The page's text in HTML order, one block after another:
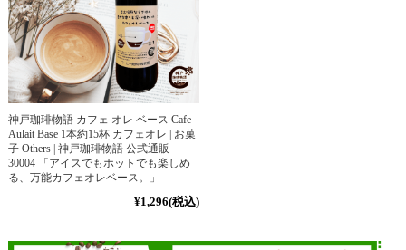
神戸珈琲物語 カフェ オレ ベース Cafe
Aulait Base 1本約15杯 カフェオレ | お菓
子 Others | 神戸珈琲物語 公式通販
30004 「アイスでもホットでも楽しめ
る、万能カフェオレベース。」
¥1,296(税込)